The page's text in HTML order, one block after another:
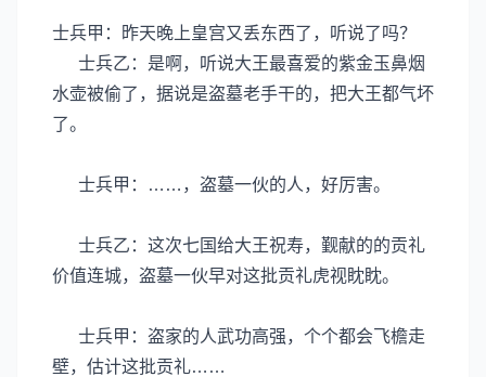
士兵甲：昨天晚上皇宫又丢东西了，听说了吗？
士兵乙：是啊，听说大王最喜爱的紫金玉鼻烟
水壶被偷了，据说是盗墓老手干的，把大王都气坏
了。
士兵甲：……，盗墓一伙的人，好厉害。
士兵乙：这次七国给大王祝寿，觐献的的贡礼
价值连城，盗墓一伙早对这批贡礼虎视眈眈。
士兵甲：盗家的人武功高强，个个都会飞檐走
壁，估计这批贡礼……